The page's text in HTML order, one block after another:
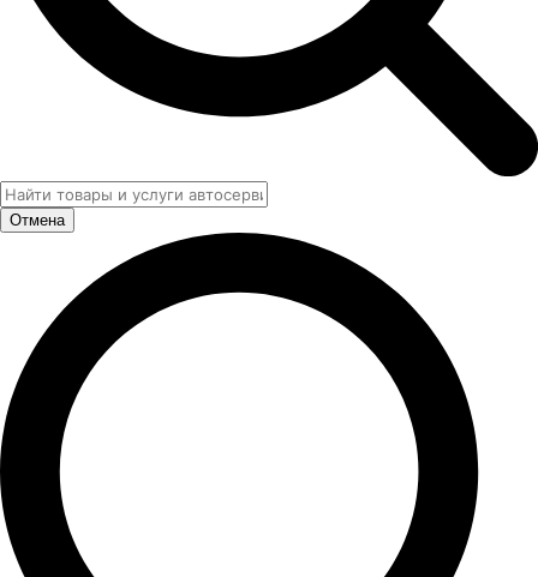
Отмена